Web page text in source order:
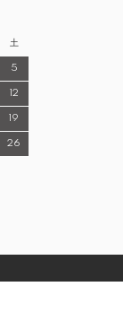
土
5
12
19
26